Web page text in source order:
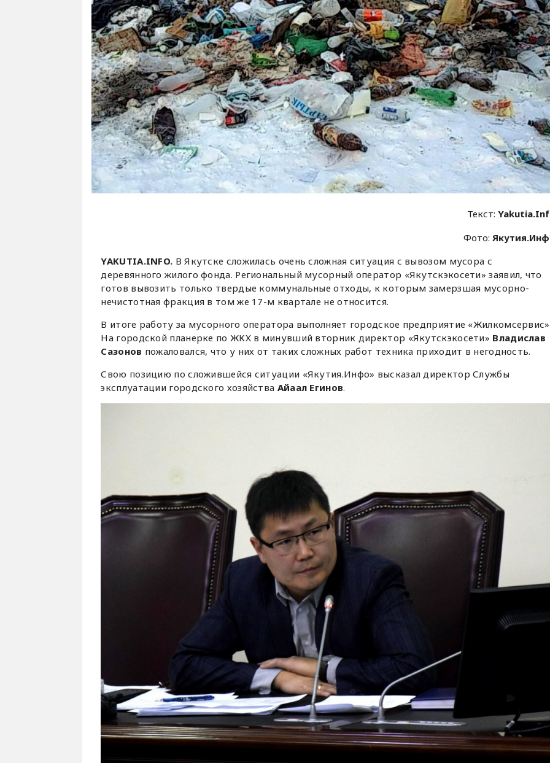
Текст:
Фото:
YAKUTIA.INFO. В Якутске сложилась очень сложная ситуация с вывозом мусора с
деревянного жилого фонда. Региональный мусорный оператор «Якутскэкосети» заявил, что
готов вывозить только твердые коммунальные отходы, к которым замерзшая мусорно-
нечистотная фракция в том же 17-м квартале не относится.
В итоге работу за мусорного оператора выполняет городское предприятие
На городской планерке по ЖКХ в минувший вторник директор «Якутскэкосети» Владислав
Сазонов пожаловался, что у них от таких сложных работ техника приходит в негодность.
Свою позицию по сложившейся ситуации «Якутия.Инфо» высказал директор Службы
эксплуатации городского хозяйства Айаал Егинов.